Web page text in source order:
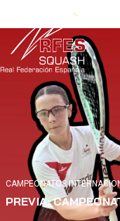
CAMPEONATOS
PREVIA: